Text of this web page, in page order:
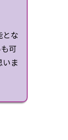
とな
可
ま